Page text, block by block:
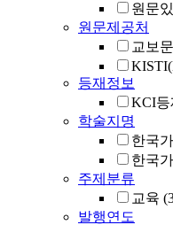
원문
원문제공처
교보
등재정보
KCI등
학술지명
한국
한국
주제분류
교육
발행연도